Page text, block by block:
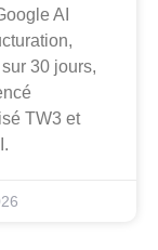
AI
30 jours,
TW3 et